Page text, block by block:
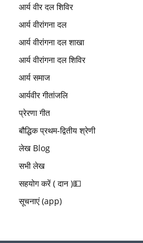
आर्य वीर दल शिविर
आर्य वीरांगना दल
आर्य वीरांगना दल शाखा
आर्य वीरांगना दल शिविर
आर्य समाज
आर्यवीर गीतांजलि
प्रेरणा गीत
बौद्धिक प्रथम-द्वितीय श्रेणी
लेख Blog
सभी लेख
सहयोग करें ( दान )💵
सूचनाएं (app)